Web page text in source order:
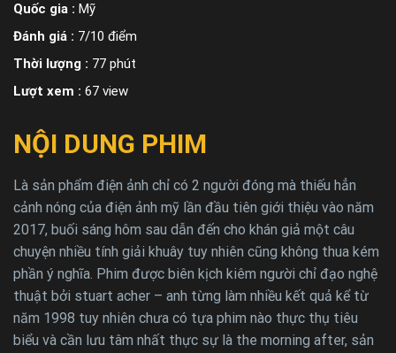
Quốc gia : Mỹ
Đánh giá : 7/10 điểm
Thời lượng : 77 phút
Lượt xem : 67 view
NỘI DUNG PHIM
Là sản phẩm điện ảnh chỉ có 2 người đóng mà thiếu hẳn
cảnh nóng của điện ảnh mỹ lần đầu tiên giới thiệu vào năm
2017, buối sáng hôm sau dẫn đến cho khán giả một câu
chuyện nhiều tính giải khuây tuy nhiên cũng không thua kém
phần ý nghĩa. Phim được biên kịch kiêm người chỉ đạo nghệ
thuật bởi stuart acher – anh từng làm nhiều kết quả kể từ
năm 1998 tuy nhiên chưa có tựa phim nào thực thụ tiêu
biểu và cần lưu tâm nhất thực sự là the morning after, sản